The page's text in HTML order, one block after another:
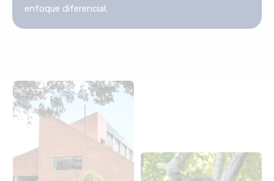
enfoque diferencial.